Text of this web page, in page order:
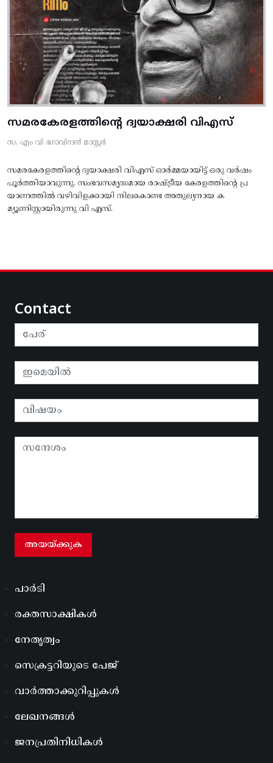
സമരകേരളത്തിൻ്റെ ദ്വയാക്ഷരി വിഎസ്
സ. എം വി ഗോവിന്ദൻ മാസ്റ്റർ
സമരകേരളത്തിൻ്റെ ദ്വയാക്ഷരി വിഎസ് ഓർമ്മയായിട്ട് ഒരു വർഷം
പൂർത്തിയാവുന്നു. സംഭവസമൃദ്ധമായ രാഷ്ട്രീയ കേരളത്തിന്റെ പ്ര
യാണത്തിൽ വഴിവിളക്കായി നിലകൊണ്ട അതുല്യനായ ക
മ്യൂണിസ്റ്റായിരുന്നു വി എസ്.
Contact
പാർടി
രക്തസാക്ഷികൾ
നേതൃത്വം
സെക്രട്ടറിയുടെ പേജ്
വാർത്താക്കുറിപ്പുകൾ
ലേഖനങ്ങൾ
ജനപ്രതിനിധികൾ